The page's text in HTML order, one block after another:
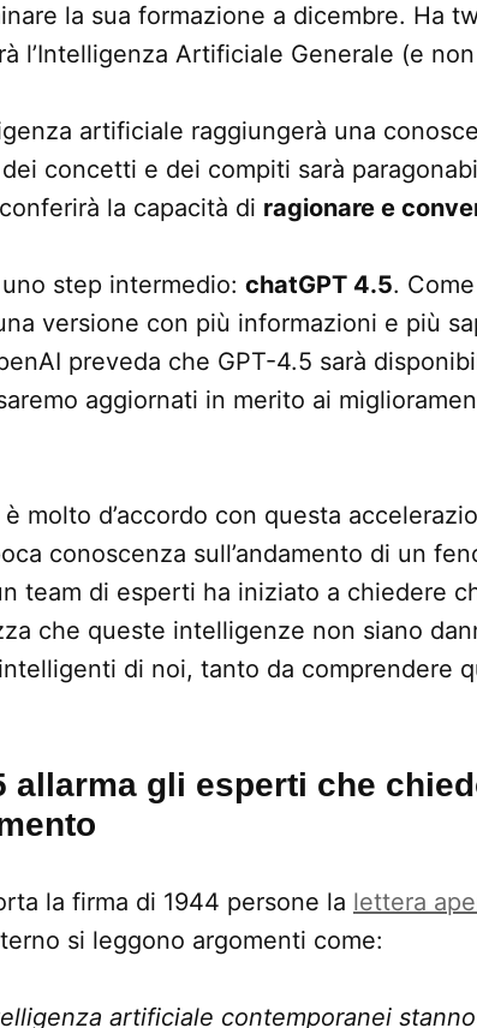
la sua formazione a dicembre. Ha
l’Intelligenza Artificiale Generale (e
artificiale raggiungerà una
concetti e dei compiti sarà
la capacità di ragionare e
step intermedio: chatGPT 4.5.
versione con più informazioni e più
preveda che GPT-4.5 sarà
aggiornati in merito ai
è molto d’accordo con questa
conoscenza sull’andamento di un
team di esperti ha iniziato a chiedere
che queste intelligenze non siano
di noi, tanto da comprendere
allarma gli esperti che
la firma di 1944 persone la lettera
si leggono argomenti come:
artificiale contemporanei